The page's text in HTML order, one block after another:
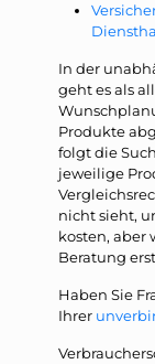
In der
geht es als
Produkte
folgt die
jeweilige
nicht sieht,
kosten,
Beratung
Haben Sie
Ihrer